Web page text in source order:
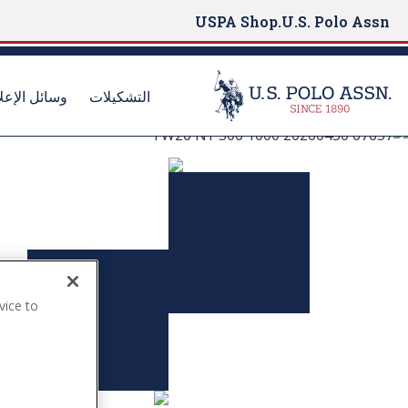
U.S. Polo Assn.
USPA Shop
التشكيلات وسائل
U.S. Polo Assn.‎
اكتشف المجموعات
to